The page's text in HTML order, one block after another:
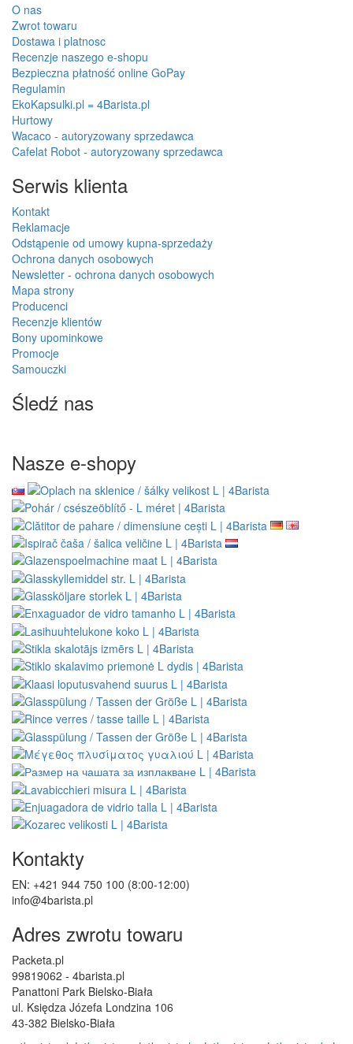
O nas
Zwrot towaru
Dostawa i platnosc
Recenzje naszego e-shopu
Bezpieczna płatność online GoPay
Regulamin
EkoKapsulki.pl = 4Barista.pl
Hurtowy
Wacaco - autoryzowany sprzedawca
Cafelat Robot - autoryzowany sprzedawca
Serwis klienta
Kontakt
Reklamacje
Odstąpenie od umowy kupna-sprzedaży
Ochrona danych osobowych
Newsletter - ochrona danych osobowych
Mapa strony
Producenci
Recenzje klientów
Bony upominkowe
Promocje
Samouczki
Śledź nas
Nasze e-shopy
Kontakty
EN: +421 944 750 100 (8:00-12:00)
info@4barista.pl
Adres zwrotu towaru
Packeta.pl
99819062 - 4barista.pl
Panattoni Park Bielsko-Biała
ul. Księdza Józefa Londzina 106
43-382 Bielsko-Biała